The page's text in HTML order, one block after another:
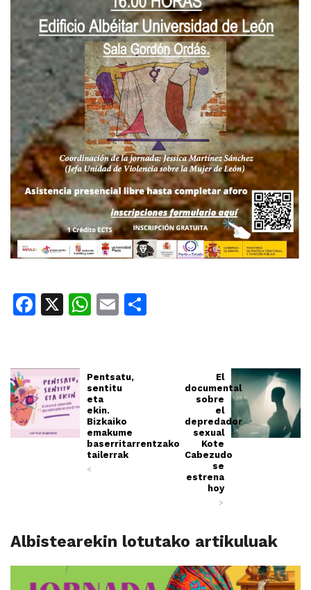
Facebook
X WhatsApp
Email
Pentsatu,
sentitu
eta
ekin.
Bizkaiko
emakume
baserritarrentzako
tailerrak
<
El
documental
sobre
el
depredador
sexual
Kote
Cabezudo
se
estrena
hoy
>
Albistearekin lotutako artikuluak